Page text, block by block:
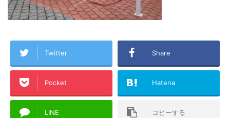
Twitter Share
Pocket Hatena
LINE コピーする